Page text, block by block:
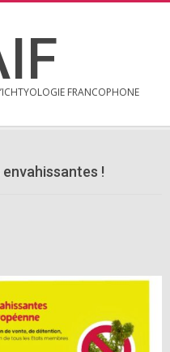
FRANCOPHONE
!